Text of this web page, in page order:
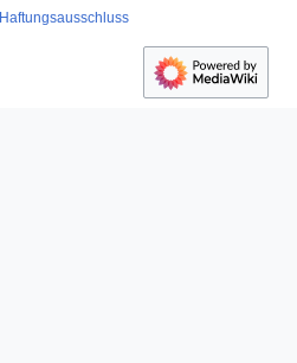
Haftungsausschluss